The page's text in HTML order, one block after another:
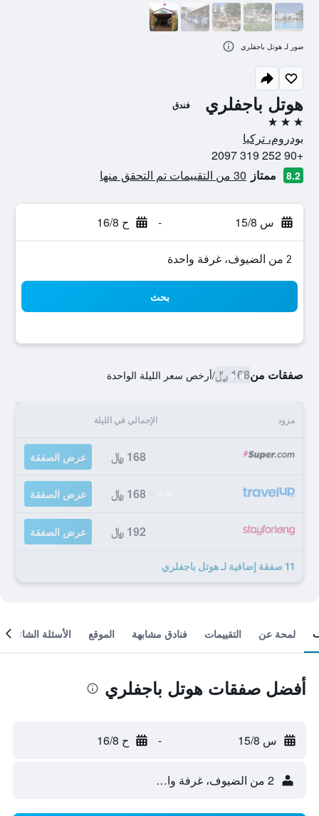
هوتل باجفلري فندق
3 نجوم
بودروم، تركيا
+90 252 319 2097
8.2 ممتاز 30 من التقييمات تم التحقق منها
س 15/8 - ح 16/8
2 من الضيوف، غرفة واحدة
بحث
صفقات من168 ﷼ /أرخص سعر الليلة الواحدة
مزود الإجمالي في الليلة
168 ﷼ عرض الصفقة
168 ﷼ عرض الصفقة
192 ﷼ عرض الصفقة
11 صفقة إضافية لـ هوتل باجفلري
صور لـ هوتل باجفلري
لمحة عن التقييمات فنادق مشابهة الموقع الأسئلة الشائعة
أفضل صفقات هوتل باجفلري
س 15/8 - ح 16/8
2 من الضيوف، غرفة واحدة